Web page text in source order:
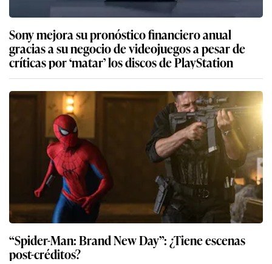
Sony mejora su pronóstico financiero anual
gracias a su negocio de videojuegos a pesar de
críticas por ‘matar’ los discos de PlayStation
“Spider-Man: Brand New Day”: ¿Tiene escenas
post-créditos?